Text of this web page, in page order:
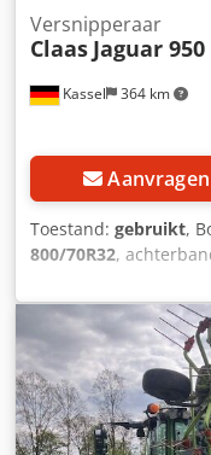
Kassel 364 km
Versnipperaar
Claas Jaguar 950
Aanvragen
Toestand: gebruikt,
800/70R32,
300, met Claas Orbis
pk, 36-
toevoegmiddeltank/